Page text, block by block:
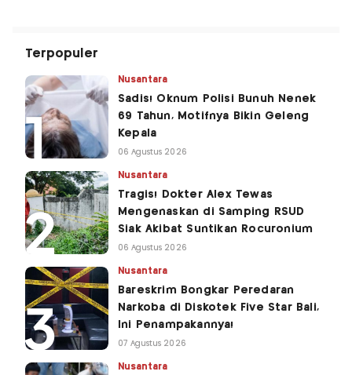
Terpopuler
Nusantara
Sadis! Oknum Polisi Bunuh Nenek
69 Tahun, Motifnya Bikin Geleng
Kepala
06 Agustus 2026
Nusantara
Tragis! Dokter Alex Tewas
Mengenaskan di Samping RSUD
Siak Akibat Suntikan Rocuronium
06 Agustus 2026
Nusantara
Bareskrim Bongkar Peredaran
Narkoba di Diskotek Five Star Bali,
Ini Penampakannya!
07 Agustus 2026
Nusantara